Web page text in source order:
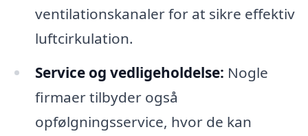
ventilationskanaler for at sikre effektiv
luftcirkulation.
Service og vedligeholdelse: Nogle
firmaer tilbyder også
opfølgningsservice, hvor de kan